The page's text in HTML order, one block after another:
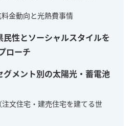
金動向と光熱費事情
性とソーシャルスタイルを
ローチ
グメント別の太陽光・蓄電池
文住宅・建売住宅を建てる世